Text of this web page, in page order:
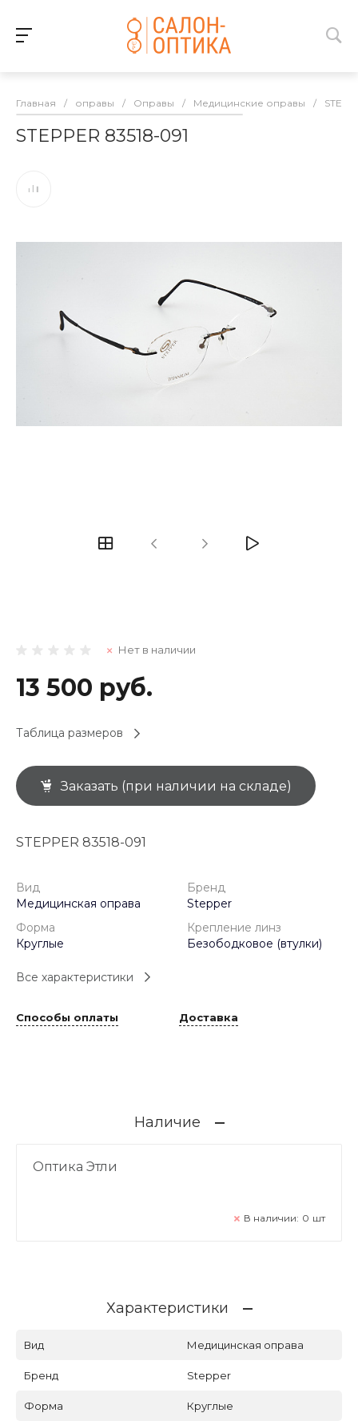
Главная / оправы / Оправы / Медицинские оправы /
STEPPER 83518-091
Нет в наличии
13 500 руб.
Таблица размеров
Заказать (при наличии на складе)
STEPPER 83518-091
Вид
Медицинская оправа
Бренд
Stepper
Форма
Круглые
Крепление линз
Безободковое (втулки)
Все характеристики
Способы оплаты Доставка
Наличие
Оптика Этли
В наличии: 0 шт
Характеристики
Вид Медицинская оправа
Бренд Stepper
Форма Круглые